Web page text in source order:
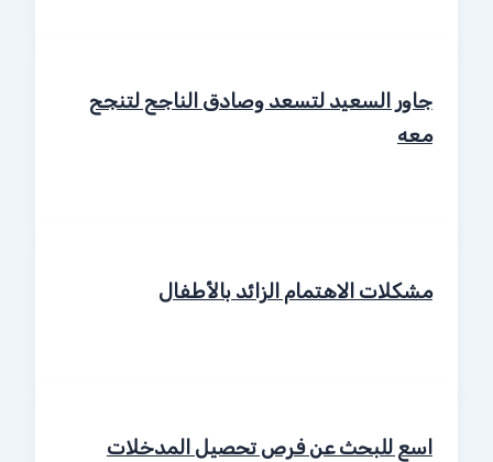
جاور السعيد لتسعد وصادق الناجح لتنجح
معه
مشكلات الاهتمام الزائد بالأطفال
اسع للبحث عن فرص تحصيل المدخلات